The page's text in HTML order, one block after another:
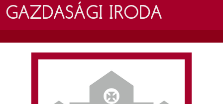
GAZDASÁGI IRODA